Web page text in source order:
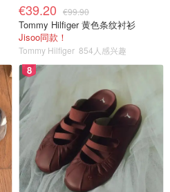
€39.20 €99.90
Tommy Hilfiger 黄色条纹衬衫
Jisoo同款！
Tommy Hilfiger 854人感兴趣
8